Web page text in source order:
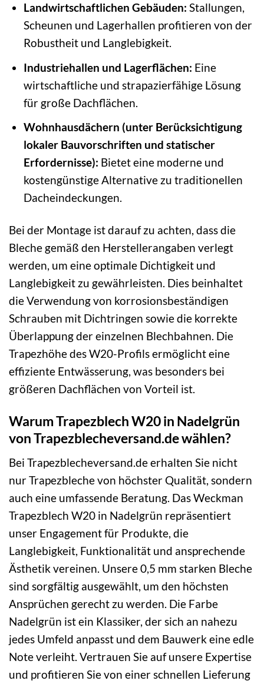
Landwirtschaftlichen Gebäuden: Stallungen,
Scheunen und Lagerhallen profitieren von der
Robustheit und Langlebigkeit.
Industriehallen und Lagerflächen: Eine
wirtschaftliche und strapazierfähige Lösung
für große Dachflächen.
Wohnhausdächern (unter Berücksichtigung
lokaler Bauvorschriften und statischer
Erfordernisse): Bietet eine moderne und
kostengünstige Alternative zu traditionellen
Dacheindeckungen.
Bei der Montage ist darauf zu achten, dass die
Bleche gemäß den Herstellerangaben verlegt
werden, um eine optimale Dichtigkeit und
Langlebigkeit zu gewährleisten. Dies beinhaltet
die Verwendung von korrosionsbeständigen
Schrauben mit Dichtringen sowie die korrekte
Überlappung der einzelnen Blechbahnen. Die
Trapezhöhe des W20-Profils ermöglicht eine
effiziente Entwässerung, was besonders bei
größeren Dachflächen von Vorteil ist.
Warum Trapezblech W20 in Nadelgrün
von Trapezblecheversand.de wählen?
Bei Trapezblecheversand.de erhalten Sie nicht
nur Trapezbleche von höchster Qualität, sondern
auch eine umfassende Beratung. Das Weckman
Trapezblech W20 in Nadelgrün repräsentiert
unser Engagement für Produkte, die
Langlebigkeit, Funktionalität und ansprechende
Ästhetik vereinen. Unsere 0,5 mm starken Bleche
sind sorgfältig ausgewählt, um den höchsten
Ansprüchen gerecht zu werden. Die Farbe
Nadelgrün ist ein Klassiker, der sich an nahezu
jedes Umfeld anpasst und dem Bauwerk eine edle
Note verleiht. Vertrauen Sie auf unsere Expertise
und profitieren Sie von einer schnellen Lieferung